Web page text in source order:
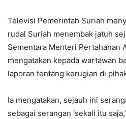
Televisi Pemerintah Suriah
rudal Suriah menembak jatuh
Sementara Menteri Pertahanan
mengatakan kepada wartawan
laporan tentang kerugian di
Ia mengatakan, sejauh ini
sebagai serangan ‘sekali itu